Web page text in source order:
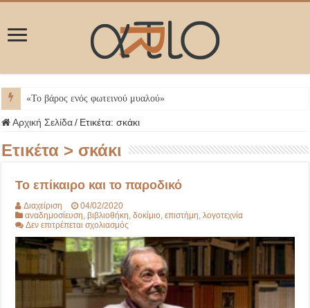
Μ
Αρχική Σελίδα / Ετικέτα:σκάκι
Ετικέτα > σκάκι
Το επίκαιρο και το παροδικό
Διαχείριση
04/02/2020
αναδημοσίευση ,βιβλιοθήκη ,δοκίμιο ,επιστήμη ,λογοτεχνία
Δεν επιτρέπεται σχολιασμός
επίκαιρο
και
το
παροδικό